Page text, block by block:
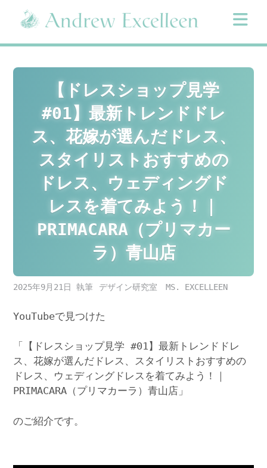
content
【ドレスショップ見学
#01】最新トレンドドレ
ス、花嫁が選んだドレス、
スタイリストおすすめの
ドレス、ウェディングド
レスを着てみよう！｜
PRIMACARA（プリマカー
ラ）青山店
2025年9月21日 デザイン研究室 MS. EXCELLEEN
YouTubeで見つけた
「【ドレスショップ見学 #01】最新トレンドドレ
ス、花嫁が選んだドレス、スタイリストおすすめの
ドレス、ウェディングドレスを着てみよう！｜
PRIMACARA（プリマカーラ）青山店」
のご紹介です。